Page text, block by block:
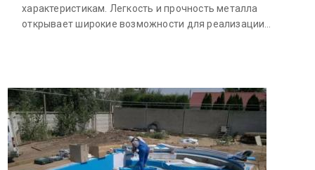
характеристикам. Легкость и прочность металла
открывает широкие возможности для реализации…